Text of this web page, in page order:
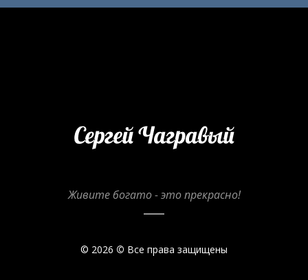
Живите богато - это прекрасно!
© 2026 © Все права защищены